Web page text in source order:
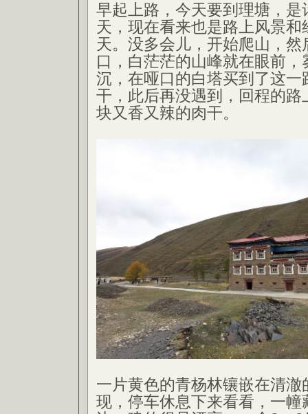
早起上路，今天要到理塘，是
天，现在看来也是路上风景和
天。没多会儿，开始爬山，然
口，白茫茫的山峰就在眼前
沉，在哑口的白塔买到了这一
干，此后再没遇到，回程的路
块又香又辣的肉干。
一片黄色的青杨林镶嵌在清澈
现，停车休息下来看看，一幢